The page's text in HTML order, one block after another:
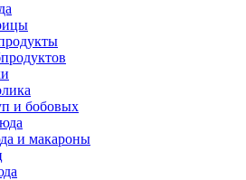
и бобовых
и макароны